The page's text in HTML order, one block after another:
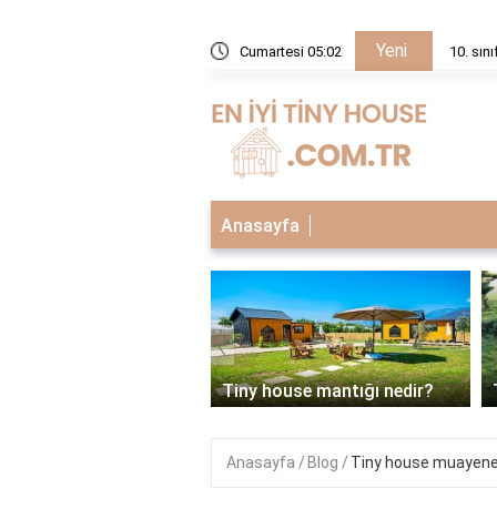
Cumartesi 05:02 Yeni 10.
Anasayfa
Tiny house mantığı nedir?
‹
Anasayfa Blog Tiny house